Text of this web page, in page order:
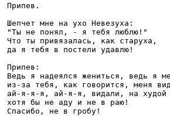
Припев.
Шепчет мне на ухо Невезуха:
"Ты не понял, - я тебя люблю!"
Что ты привязалась, как старуха,
да я тебя в постели удавлю!
Припев:
Ведь я надеялся жениться, ведь я
из-за тебя, как говорится, меня
ай-я-я-я, ай-я-я, видали, на худой
хотя бы не аду и не в раю!
Спасибо, не в гробу!